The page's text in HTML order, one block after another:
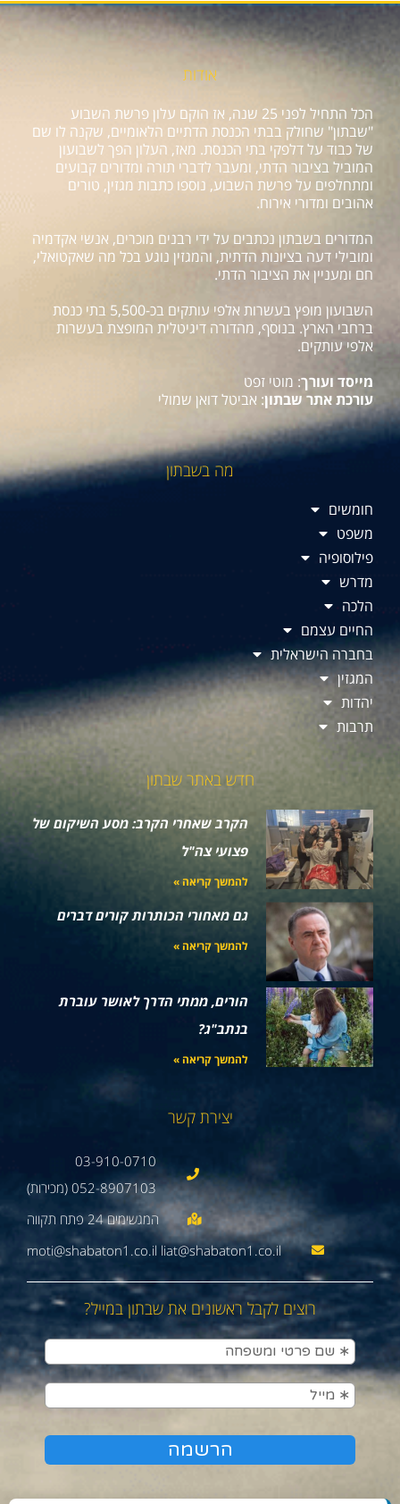
אודות
הכל התחיל לפני 25 שנה, אז הוקם עלון פרשת השבוע
"שבתון" שחולק בבתי הכנסת הדתיים הלאומיים, שקנה לו שם
של כבוד על דלפקי בתי הכנסת. מאז, העלון הפך לשבועון
המוביל בציבור הדתי, ומעבר לדברי תורה ומדורים קבועים
ומתחלפים על פרשת השבוע, נוספו כתבות מגזין, טורים
אהובים ומדורי אירוח.
המדורים בשבתון נכתבים על ידי רבנים מוכרים, אנשי אקדמיה
ומובילי דעה בציונות הדתית, והמגזין נוגע בכל מה שאקטואלי,
חם ומעניין את הציבור הדתי.
השבועון מופץ בעשרות אלפי עותקים בכ-5,500 בתי כנסת
ברחבי הארץ. בנוסף, מהדורה דיגיטלית המופצת בעשרות
אלפי עותקים.
מייסד ועורך: מוטי זפט
עורכת אתר שבתון: אביטל דואן שמולי
מה בשבתון
חומשים
משפט
פילוסופיה
מדרש
הלכה
החיים עצמם
בחברה הישראלית
המגזין
יהדות
תרבות
חדש באתר שבתון
הקרב שאחרי הקרב: מסע השיקום של
פצועי צה"ל
להמשך קריאה »
גם מאחורי הכותרות קורים דברים
להמשך קריאה »
הורים, ממתי הדרך לאושר עוברת
בנתב"ג?
להמשך קריאה »
יצירת קשר
03-910-0710
052-8907103 (מכירות)
moti@shabaton1.co.il liat@shabaton1.co.il
רוצים לקבל ראשונים את שבתון במייל?